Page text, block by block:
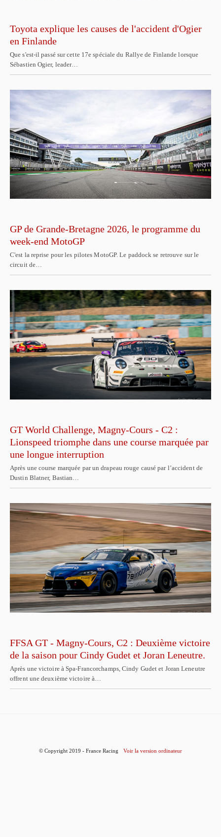
Toyota explique les causes de l'accident d'Ogier
en Finlande
Que s'est-il passé sur cette 17e spéciale du Rallye de Finlande lorsque
Sébastien Ogier, leader…
GP de Grande-Bretagne 2026, le programme du
week-end MotoGP
C'est la reprise pour les pilotes MotoGP. Le paddock se retrouve sur le
circuit de…
GT World Challenge, Magny-Cours - C2 :
Lionspeed triomphe dans une course marquée par
une longue interruption
Après une course marquée par un drapeau rouge causé par l’accident de
Dustin Blatner, Bastian…
FFSA GT - Magny-Cours, C2 : Deuxième victoire
de la saison pour Cindy Gudet et Joran Leneutre.
Après une victoire à Spa-Francorchamps, Cindy Gudet et Joran Leneutre
offrent une deuxième victoire à…
© Copyright 2019 - France Racing Voir la version ordinateur